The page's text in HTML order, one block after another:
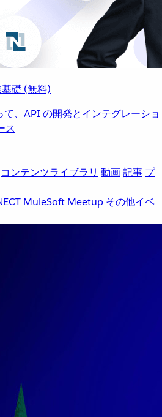
礎 (無料)
、API の開発とインテグレーショ
ス
コンテンツライブラリ 動画記事 プ
MuleSoft Meetup その他イベ